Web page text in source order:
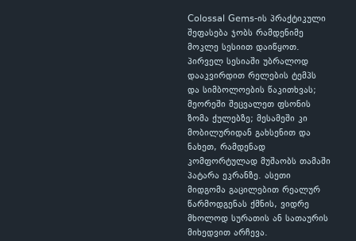
Colossal Gems-ის პრაქტიკული
შეფასება ჯობს რამდენიმე
მოკლე სესიით დაიწყოთ.
პირველ სესიაში უბრალოდ
დააკვირდით რელების ტემპს
და სიმბოლოების წაკითხვას;
მეორეში შეცვალეთ ფსონის
ზომა ქულებზე; მესამეში კი
მობილურიდან გახსენით და
ნახეთ, რამდენად
კომფორტულად მუშაობს თამაში
პატარა ეკრანზე. ასეთი
მიდგომა გაცილებით რეალურ
წარმოდგენას ქმნის, ვიდრე
მხოლოდ სურათის ან სათაურის
მიხედვით არჩევა.